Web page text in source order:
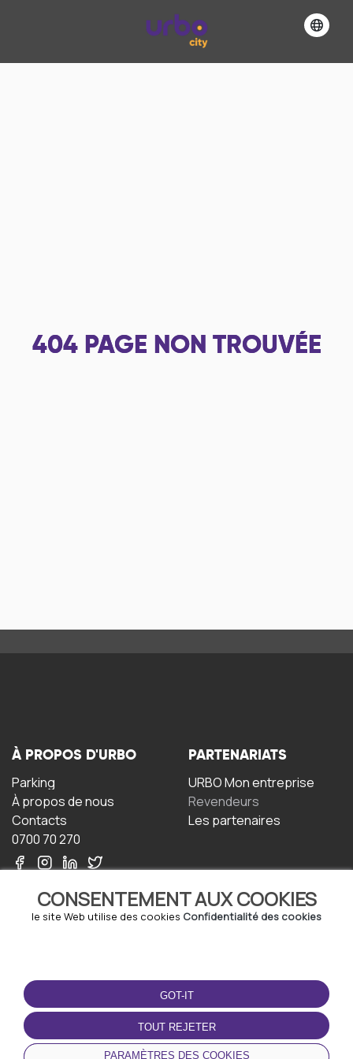
404 PAGE NON TROUVÉE
CONSENTEMENT AUX COOKIES
le site Web utilise des cookies Confidentialité des cookies
GOT-IT
TOUT REJETER
PARAMÈTRES DES COOKIES
À PROPOS D'URBO
Parking
À propos de nous
Contacts
0700 70 270
PARTENARIATS
URBO Mon entreprise
Revendeurs
Les partenaires
TERMS-OF-USE
Termes et conditions
Politique de confidentialité
Politique relative aux
cookies
TÉLÉCHARGEZ
L'APPLICATION